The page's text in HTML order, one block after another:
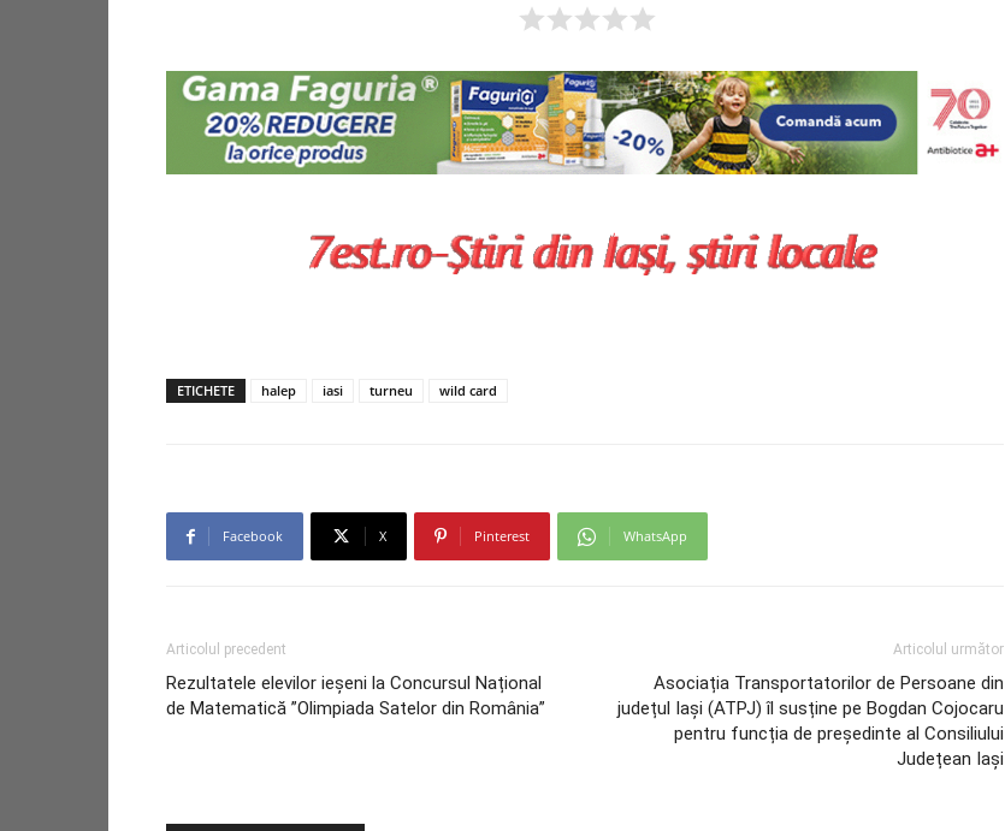
ETICHETE halep iasi turneu wild card
Facebook X Pinterest WhatsApp
Articolul precedent
Rezultatele elevilor ieșeni la Concursul Național
de Matematică ”Olimpiada Satelor din România”
Articolul următor
Asociația Transportatorilor de Persoane din
județul Iași (ATPJ) îl susține pe Bogdan Cojocaru
pentru funcția de președinte al Consiliului
Județean Iași